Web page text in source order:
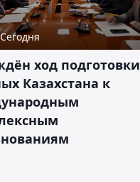
ход подготовки
Казахстана к